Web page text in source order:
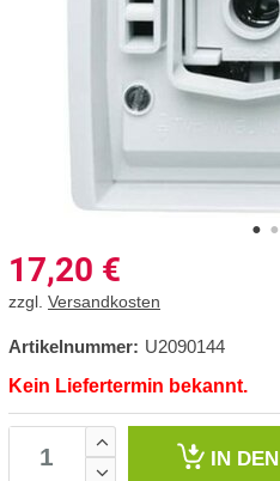
17,20 €
zzgl. Versandkosten
Artikelnummer: U2090144
Kein Liefertermin bekannt.
IN DEN